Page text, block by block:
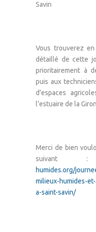
Savin
Vous trouverez
détaillé de cette
prioritairement à
puis aux
d’espaces
l’estuaire de la
Merci de bien
humides.org/
milieux-humides-
a-saint-savin/